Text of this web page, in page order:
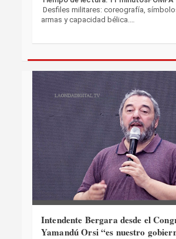
Desfiles militares: coreografía,
armas y capacidad bélica.…
Intendente Bergara desde el
Yamandú Orsi “es nuestro